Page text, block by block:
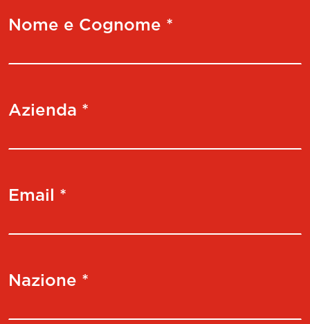
Nome e Cognome *
Azienda *
Email *
Nazione *